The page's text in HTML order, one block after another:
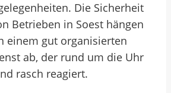
Die Sicherheit
Betrieben in Soest hängen
einem gut organisierten
ab, der rund um die Uhr
rasch reagiert.